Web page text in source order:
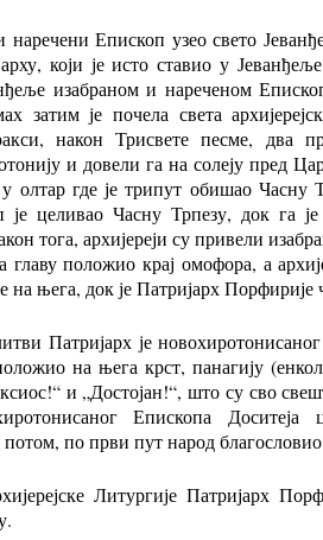
наречени Епископ узео свето
који је исто ставио у
изабраном и нареченом
затим је почела света
након Трисвете песме, два
и довели га на солеју пред
у олтар где је трипут обишао
је целивао Часну Трпезу, док га
тога, архијереји су привели
главу положио крај омофора, а
њега, док је Патријарх Порфирије
Патријарх је
на њега крст, панагију
и „Достојан!“, што су сво
Епископа Доситеја
потом, по први пут народ
Литургије Патријарх